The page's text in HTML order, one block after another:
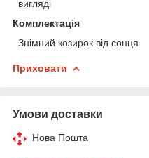
вигляді
Комплектація
Знімний козирок від сонця
Приховати
Умови доставки
Нова Пошта